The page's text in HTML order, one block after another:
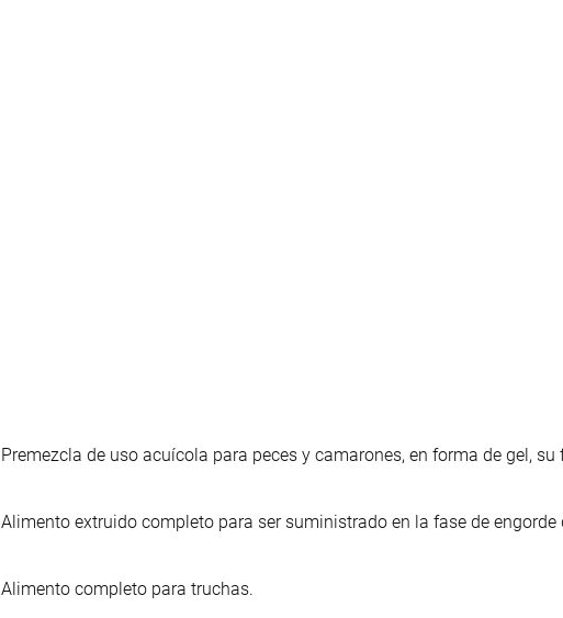
Premezcla de uso acuícola para peces y camarones, en forma de gel,
Alimento extruido completo para ser suministrado en la fase de
Alimento completo para truchas.